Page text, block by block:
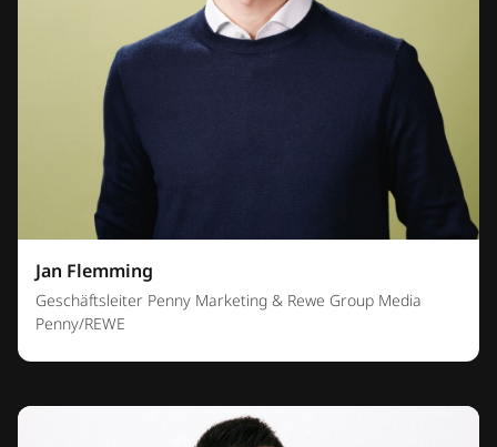
Jan Flemming
Geschäftsleiter Penny Marketing & Rewe Group Media
Penny/REWE